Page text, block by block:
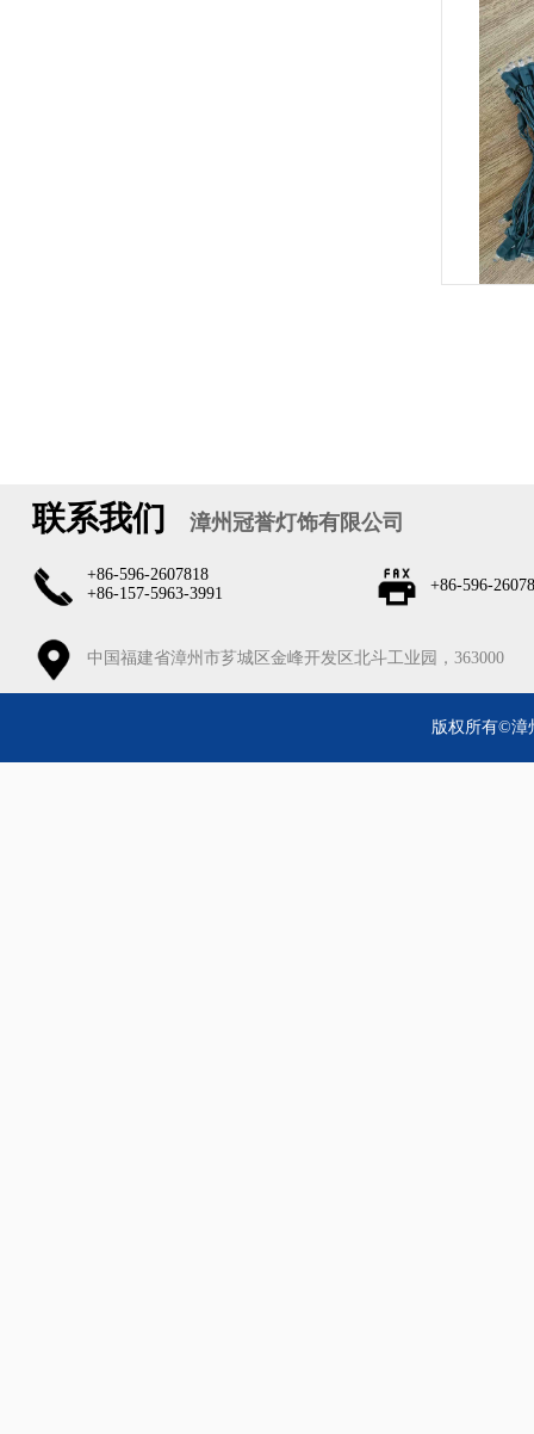
联系我们 漳州冠誉灯饰有限公司
+86-596-2607818
+86-157-5963-3991
+86-596-
中国福建省漳州市芗城区金峰开发区北斗工业园，363000
版权所有©